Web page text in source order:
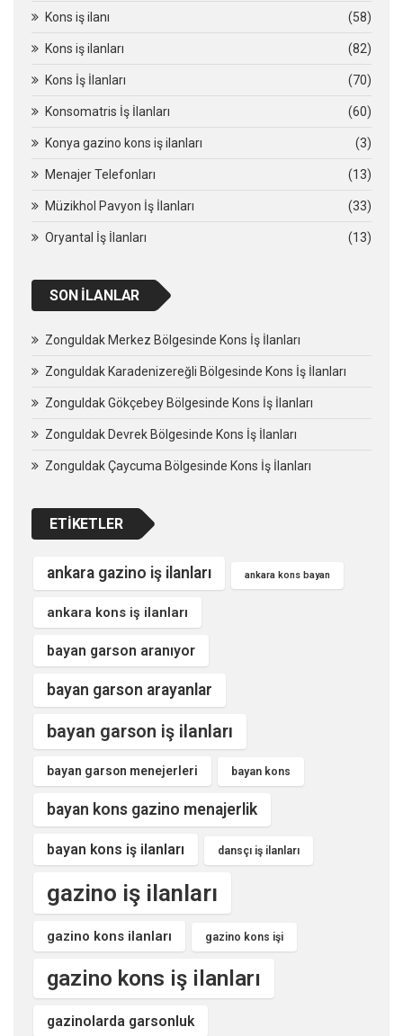
Kons iş ilanı (58)
Kons iş ilanları (82)
Kons İş İlanları (70)
Konsomatris İş İlanları (60)
Konya gazino kons iş ilanları (3)
Menajer Telefonları (13)
Müzikhol Pavyon İş İlanları (33)
Oryantal İş İlanları (13)
SON İLANLAR
Zonguldak Merkez Bölgesinde Kons İş İlanları
Zonguldak Karadenizereğli Bölgesinde Kons İş İlanları
Zonguldak Gökçebey Bölgesinde Kons İş İlanları
Zonguldak Devrek Bölgesinde Kons İş İlanları
Zonguldak Çaycuma Bölgesinde Kons İş İlanları
ETIKETLER
ankara gazino iş ilanları ankara kons bayan
ankara kons iş ilanları
bayan garson aranıyor
bayan garson arayanlar
bayan garson iş ilanları
bayan garson menejerleri bayan kons
bayan kons gazino menajerlik
bayan kons iş ilanları dansçı iş ilanları
gazino iş ilanları
gazino kons ilanları gazino kons işi
gazino kons iş ilanları
gazinolarda garsonluk